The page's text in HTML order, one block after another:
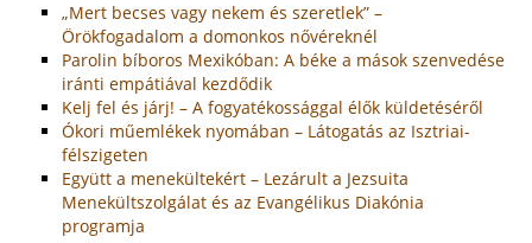
„Mert becses vagy nekem és szeretlek” –
Örökfogadalom a domonkos nővéreknél
Parolin bíboros Mexikóban: A béke a mások szenvedése
iránti empátiával kezdődik
Kelj fel és járj! – A fogyatékossággal élők küldetéséről
Ókori műemlékek nyomában – Látogatás az Isztriai-
félszigeten
Együtt a menekültekért – Lezárult a Jezsuita
Menekültszolgálat és az Evangélikus Diakónia
programja